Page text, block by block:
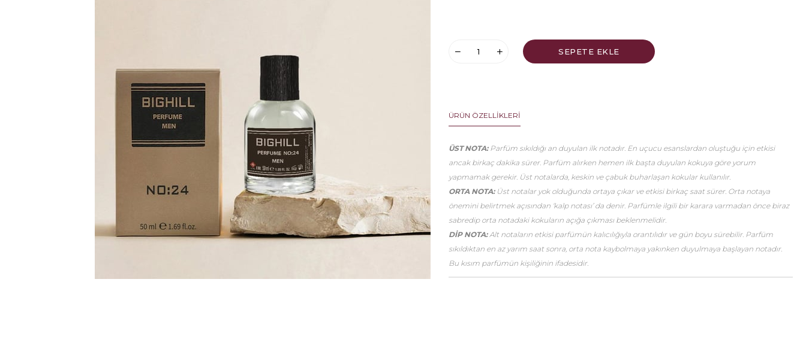
ÜRÜN ÖZELLIKLERI
ÜST NOTA:Parfüm sıkıldığı an duyulan ilk notadır. En uçucu esanslardan oluştuğu için etkisi
ancak birkaç dakika sürer. Parfüm alırken hemen ilk başta duyulan kokuya göre yorum
yapmamak gerekir. Üst notalarda, keskin ve çabuk buharlaşan kokular kullanılır.
ORTA NOTA: Üst notalar yok olduğunda ortaya çıkar ve etkisi birkaç saat sürer. Orta notaya
önemini belirtmek açısından ‘kalp notası’ da denir. Parfümle ilgili bir karara varmadan önce biraz
sabredip orta notadaki kokuların açığa çıkması beklenmelidir.
DİP NOTA:Alt notaların etkisi parfümün kalıcılığıyla orantılıdır ve gün boyu sürebilir. Parfüm
sıkıldıktan en az yarım saat sonra, orta nota kaybolmaya yakınken duyulmaya başlayan notadır.
Bu kısım parfümün kişiliğinin ifadesidir.